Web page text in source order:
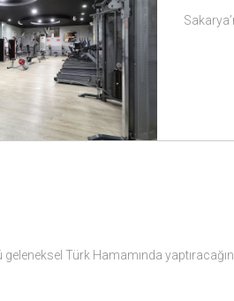
Türk Hamamında